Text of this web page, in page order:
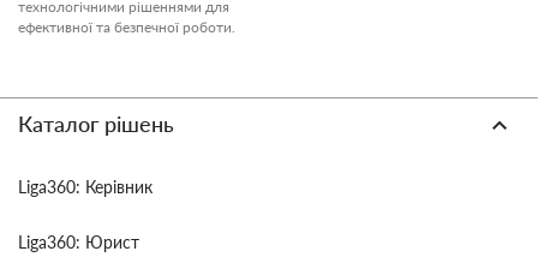
технологічними рішеннями для
ефективної та безпечної роботи.
Каталог рішень
Liga360: Керівник
Liga360: Юрист